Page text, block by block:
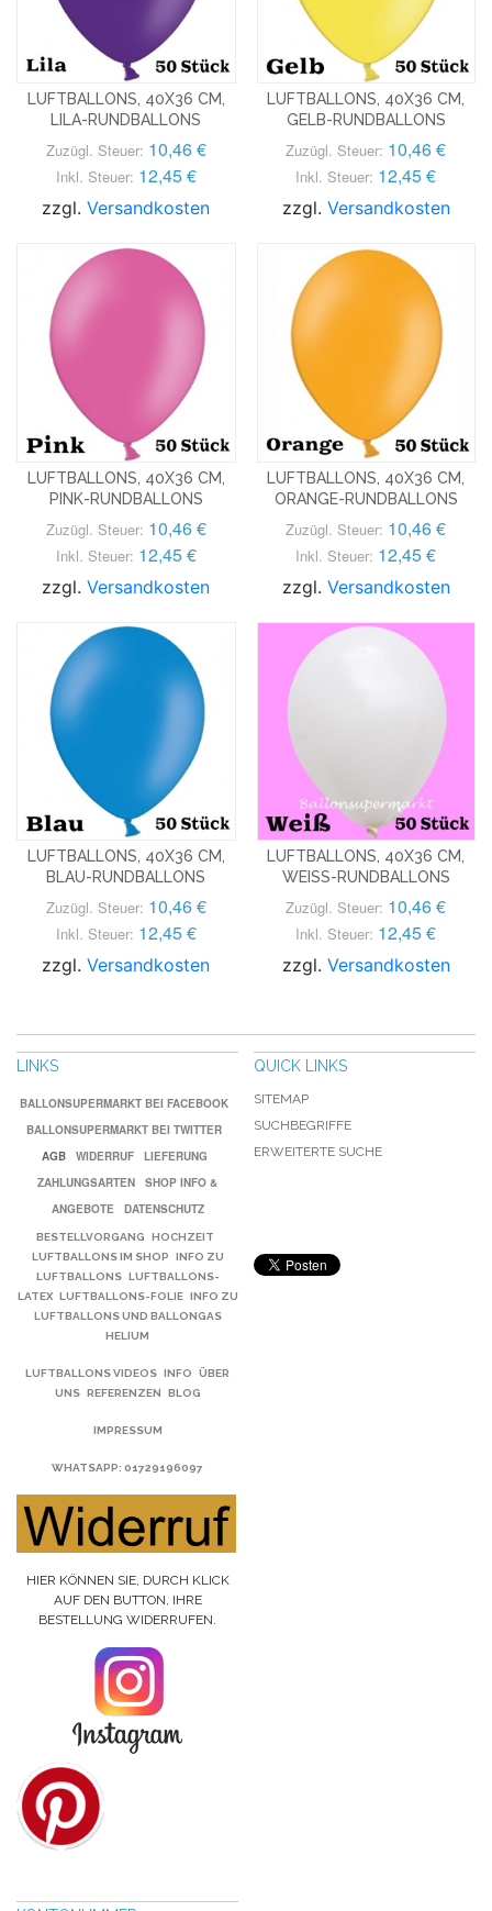
LUFTBALLONS, 40X36 CM,
LILA-RUNDBALLONS
Zuzügl. Steuer: 10,46 €
Inkl. Steuer: 12,45 €
zzgl.Versandkosten
LUFTBALLONS, 40X36 CM,
GELB-RUNDBALLONS
Zuzügl. Steuer: 10,46 €
Inkl. Steuer: 12,45 €
zzgl. Versandkosten
LUFTBALLONS, 40X36 CM,
PINK-RUNDBALLONS
Zuzügl. Steuer: 10,46 €
Inkl. Steuer: 12,45 €
zzgl.Versandkosten
LUFTBALLONS, 40X36 CM,
ORANGE-RUNDBALLONS
Zuzügl. Steuer: 10,46 €
Inkl. Steuer: 12,45 €
zzgl. Versandkosten
LUFTBALLONS, 40X36 CM,
BLAU-RUNDBALLONS
Zuzügl. Steuer: 10,46 €
Inkl. Steuer: 12,45 €
zzgl.Versandkosten
LUFTBALLONS, 40X36 CM,
WEISS-RUNDBALLONS
Zuzügl. Steuer: 10,46 €
Inkl. Steuer: 12,45 €
zzgl. Versandkosten
LINKS
BALLONSUPERMARKT BEI FACEBOOK
BALLONSUPERMARKT BEI TWITTER
AGB
WIDERRUF
LIEFERUNG
ZAHLUNGSARTEN
SHOP INFO &
ANGEBOTE
DATENSCHUTZ
BESTELLVORGANG
HOCHZEIT
LUFTBALLONS IM SHOP
INFO ZU
LUFTBALLONS
LUFTBALLONS-
LATEX
LUFTBALLONS-FOLIE
INFO ZU
LUFTBALLONS UND BALLONGAS
HELIUM
LUFTBALLONS VIDEOS INFO
ÜBER
UNS
REFERENZEN BLOG
IMPRESSUM
WHATSAPP: 01729196097
HIER KÖNNEN SIE, DURCH KLICK
AUF DEN BUTTON, IHRE
BESTELLUNG WIDERRUFEN.
QUICK LINKS
SITEMAP
SUCHBEGRIFFE
ERWEITERTE SUCHE